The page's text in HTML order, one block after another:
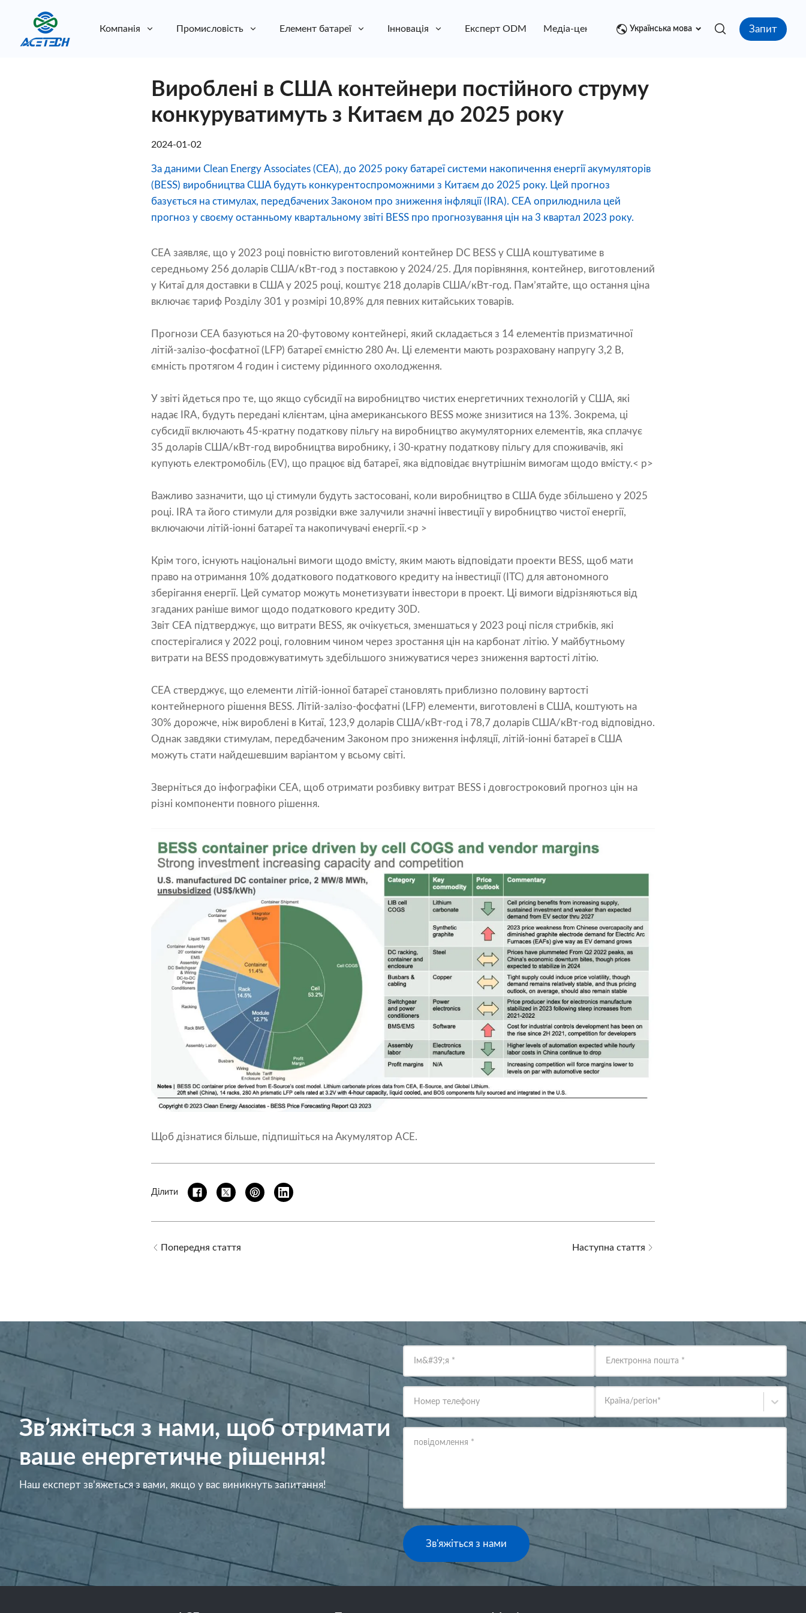
Компанія Промисловість Елемент батареї Інновація Експерт ODM Медіа-центр контакт
Українська мова Запит
Вироблені в США контейнери постійного струму
конкуруватимуть з Китаєм до 2025 року
2024-01-02
За даними Clean Energy Associates (CEA), до 2025 року батареї системи накопичення енергії акумуляторів
(BESS) виробництва США будуть конкурентоспроможними з Китаєм до 2025 року. Цей прогноз
базується на стимулах, передбачених Законом про зниження інфляції (IRA). CEA оприлюднила цей
прогноз у своєму останньому квартальному звіті BESS про прогнозування цін на 3 квартал 2023 року.
CEA заявляє, що у 2023 році повністю виготовлений контейнер DC BESS у США коштуватиме в
середньому 256 доларів США/кВт-год з поставкою у 2024/25. Для порівняння, контейнер, виготовлений
у Китаї для доставки в США у 2025 році, коштує 218 доларів США/кВт-год. Пам’ятайте, що остання ціна
включає тариф Розділу 301 у розмірі 10,89% для певних китайських товарів.
Прогнози CEA базуються на 20-футовому контейнері, який складається з 14 елементів призматичної
літій-залізо-фосфатної (LFP) батареї ємністю 280 Ач. Ці елементи мають розраховану напругу 3,2 В,
ємність протягом 4 годин і систему рідинного охолодження.
У звіті йдеться про те, що якщо субсидії на виробництво чистих енергетичних технологій у США, які
надає IRA, будуть передані клієнтам, ціна американського BESS може знизитися на 13%. Зокрема, ці
субсидії включають 45-кратну податкову пільгу на виробництво акумуляторних елементів, яка сплачує
35 доларів США/кВт-год виробництва виробнику, і 30-кратну податкову пільгу для споживачів, які
купують електромобіль (EV), що працює від батареї, яка відповідає внутрішнім вимогам щодо вмісту.< p>
Важливо зазначити, що ці стимули будуть застосовані, коли виробництво в США буде збільшено у 2025
році. IRA та його стимули для розвідки вже залучили значні інвестиції у виробництво чистої енергії,
включаючи літій-іонні батареї та накопичувачі енергії.<p >
Крім того, існують національні вимоги щодо вмісту, яким мають відповідати проекти BESS, щоб мати
право на отримання 10% додаткового податкового кредиту на інвестиції (ITC) для автономного
зберігання енергії. Цей суматор можуть монетизувати інвестори в проект. Ці вимоги відрізняються від
згаданих раніше вимог щодо податкового кредиту 30D.
Звіт CEA підтверджує, що витрати BESS, як очікується, зменшаться у 2023 році після стрибків, які
спостерігалися у 2022 році, головним чином через зростання цін на карбонат літію. У майбутньому
витрати на BESS продовжуватимуть здебільшого знижуватися через зниження вартості літію.
CEA стверджує, що елементи літій-іонної батареї становлять приблизно половину вартості
контейнерного рішення BESS. Літій-залізо-фосфатні (LFP) елементи, виготовлені в США, коштують на
30% дорожче, ніж вироблені в Китаї, 123,9 доларів США/кВт-год і 78,7 доларів США/кВт-год відповідно.
Однак завдяки стимулам, передбаченим Законом про зниження інфляції, літій-іонні батареї в США
можуть стати найдешевшим варіантом у всьому світі.
Зверніться до інфографіки CEA, щоб отримати розбивку витрат BESS і довгостроковий прогноз цін на
різні компоненти повного рішення.
Щоб дізнатися більше, підпишіться на Акумулятор ACE.
Ділити
Попередня стаття Наступна стаття
Зв’яжіться з нами, щоб отримати
ваше енергетичне рішення!
Наш експерт зв’яжеться з вами, якщо у вас виникнуть запитання!
Ім&#39;я * Електронна пошта *
Номер телефону Країна/регіон*
повідомлення *
Зв'яжіться з нами